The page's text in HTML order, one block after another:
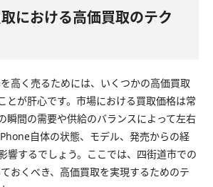
における高価買取のテク
高く売るためには、いくつかの高価買取
とが肝心です。市場における買取価格は常
瞬間の需要や供給のバランスによって左右
自体の状態、モデル、発売からの経
響するでしょう。ここでは、四街道市での
おくべき、高価買取を実現するためのテ